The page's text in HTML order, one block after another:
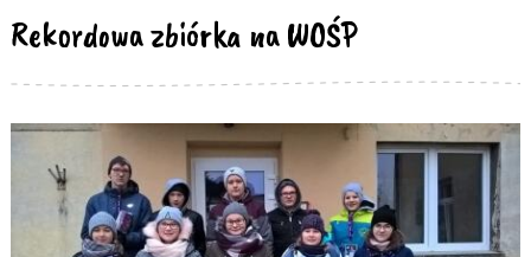
Rekordowa zbiórka na WOŚP